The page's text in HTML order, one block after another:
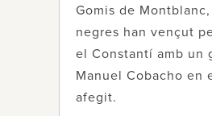
Gomis de
negres han vençut
el Constantí amb un
Manuel Cobacho en
afegit.